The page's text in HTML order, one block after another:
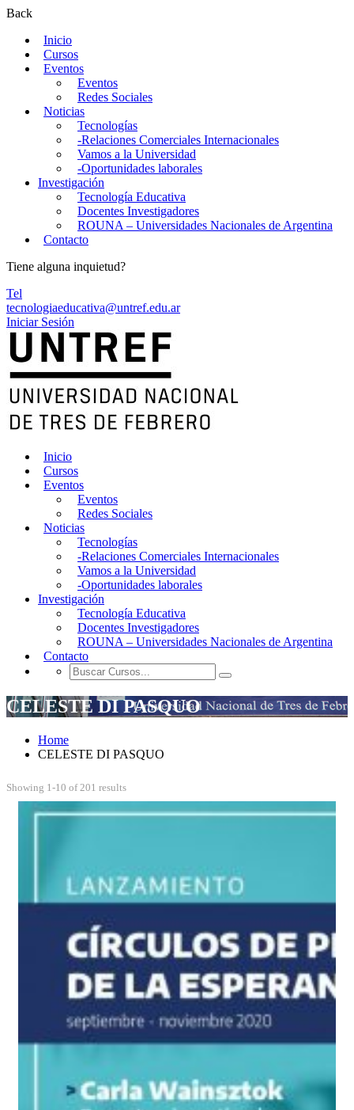
Back
Inicio
Cursos
Eventos
Eventos
Redes Sociales
Noticias
Tecnologías
-Relaciones Comerciales Internacionales
Vamos a la Universidad
-Oportunidades laborales
Investigación
Tecnología Educativa
Docentes Investigadores
ROUNA – Universidades Nacionales de Argentina
Contacto
Tiene alguna inquietud?
Tel
tecnologiaeducativa@untref.edu.ar
Iniciar Sesión
Inicio
Cursos
Eventos
Eventos
Redes Sociales
Noticias
Tecnologías
-Relaciones Comerciales Internacionales
Vamos a la Universidad
-Oportunidades laborales
Investigación
Tecnología Educativa
Docentes Investigadores
ROUNA – Universidades Nacionales de Argentina
Contacto
CELESTE DI PASQUO
Home
CELESTE DI PASQUO
Showing 1-10 of 201 results